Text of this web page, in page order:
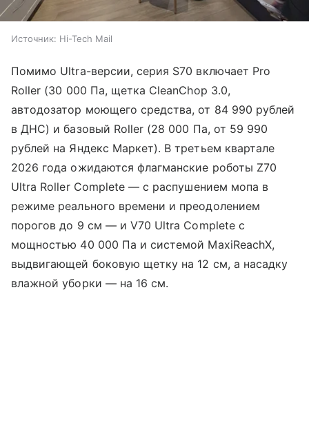
Источник: Hi-Tech Mail
Помимо Ultra-версии, серия S70 включает Pro
Roller (30 000 Па, щетка CleanChop 3.0,
автодозатор моющего средства, от 84 990 рублей
в ДНС) и базовый Roller (28 000 Па, от 59 990
рублей на Яндекс Маркет). В третьем квартале
2026 года ожидаются флагманские роботы Z70
Ultra Roller Complete — с распушением мопа в
режиме реального времени и преодолением
порогов до 9 см — и V70 Ultra Complete с
мощностью 40 000 Па и системой MaxiReachX,
выдвигающей боковую щетку на 12 см, а насадку
влажной уборки — на 16 см.